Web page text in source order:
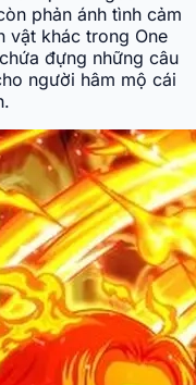
phản ánh tình cảm
vật khác trong One
đựng những câu
người hâm mộ cái